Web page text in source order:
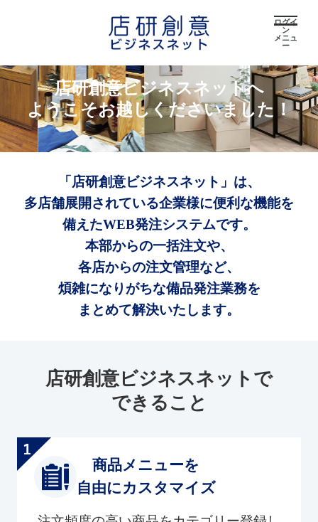
ログイ
ン
メニュ
ー
店研創意ビジネスネットへ
ようこそお越しくださいました！
「店研創意ビジネスネット」は、
多店舗展開されている企業様に便利な機能を
備えたWEB発注システムです。
本部からの一括注文や、
各店からの注文管理など、
煩雑になりがちな備品発注業務を
まとめて解決いたします。
店研創意ビジネスネットで
できること
商品メニューを
自由にカスタマイズ